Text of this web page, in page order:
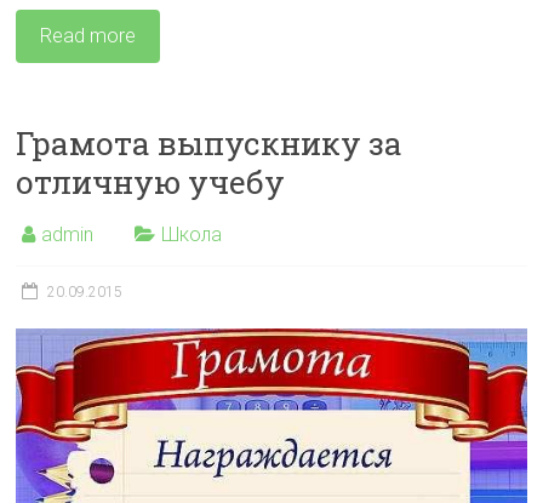
Read more
Грамота выпускнику за
отличную учебу
admin Школа
20.09.2015